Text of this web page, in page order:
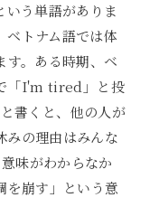
う単語がありま
ベトナム語では体
。ある時期、ベ
「I'm tired」と投
書くと、他の人が
みの理由はみんな
味がわからなか
を崩す」という意